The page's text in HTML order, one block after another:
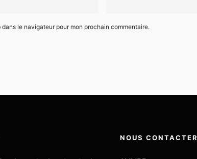
le navigateur pour mon prochain commentaire.
NOUS CONTACTER